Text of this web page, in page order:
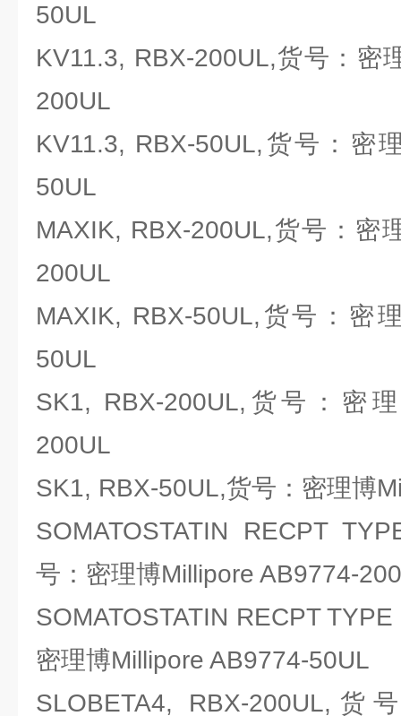
50UL
KV11.3, RBX-200UL,货号：密
200UL
KV11.3, RBX-50UL,货号：密
50UL
MAXIK, RBX-200UL,货号：密
200UL
MAXIK, RBX-50UL,货号：密
50UL
SK1, RBX-200UL,货号：密
200UL
SK1, RBX-50UL,货号：密理博
SOMATOSTATIN RECPT
号：密理博Millipore AB9774-
SOMATOSTATIN RECPT
密理博Millipore AB9774-50UL
SLOBETA4, RBX-200UL,货